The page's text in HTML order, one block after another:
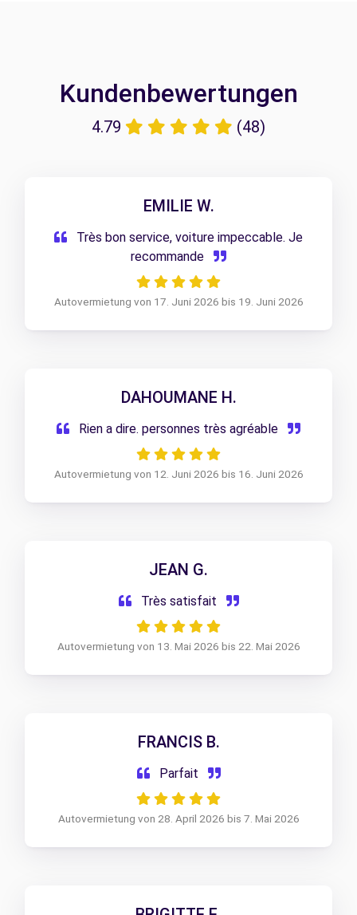
Kundenbewertungen
4.79 (48)
EMILIE W.
Très bon service, voiture impeccable. Je
recommande
Autovermietung von 17. Juni 2026 bis 19. Juni 2026
DAHOUMANE H.
Rien a dire. personnes très agréable
Autovermietung von 12. Juni 2026 bis 16. Juni 2026
JEAN G.
Très satisfait
Autovermietung von 13. Mai 2026 bis 22. Mai 2026
FRANCIS B.
Parfait
Autovermietung von 28. April 2026 bis 7. Mai 2026